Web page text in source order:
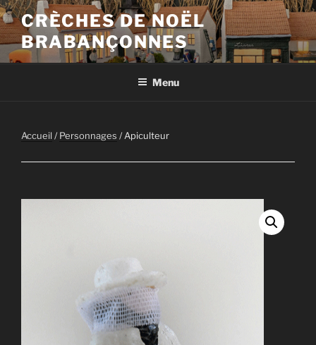
Aller
au
contenu
principal
CRÈCHES DE NOËL
BRABANÇONNES
Menu
Accueil /Personnages / Apiculteur